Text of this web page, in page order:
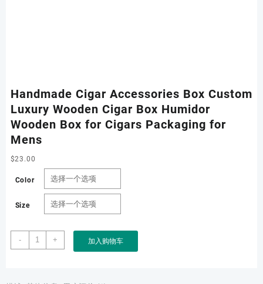
Handmade Cigar Accessories Box Custom
Luxury Wooden Cigar Box Humidor
Wooden Box for Cigars Packaging for
Mens
$23.00
Color
Size
-
Handmade
Cigar
+ 加入购物车